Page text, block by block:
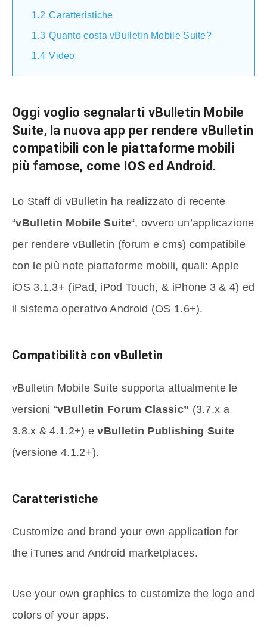
1.2 Caratteristiche
1.3 Quanto costa vBulletin Mobile Suite?
1.4 Video
Oggi voglio segnalarti vBulletin Mobile
Suite, la nuova app per rendere vBulletin
compatibili con le piattaforme mobili
più famose, come IOS ed Android.
Lo Staff di vBulletin ha realizzato di recente
“vBulletin Mobile Suite“, ovvero un’applicazione
per rendere vBulletin (forum e cms) compatibile
con le più note piattaforme mobili, quali: Apple
iOS 3.1.3+ (iPad, iPod Touch, & iPhone 3 & 4) ed
il sistema operativo Android (OS 1.6+).
Compatibilità con vBulletin
vBulletin Mobile Suite supporta attualmente le
versioni “vBulletin Forum Classic” (3.7.x a
3.8.x & 4.1.2+) evBulletin Publishing Suite
(versione 4.1.2+).
Caratteristiche
Customize and brand your own application for
the iTunes and Android marketplaces.
Use your own graphics to customize the logo and
colors of your apps.